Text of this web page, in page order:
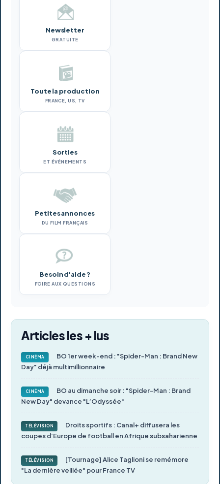
Newsletter
GRATUITE
Toute la production
FRANCE, US, TV
Sorties
ET ÉVÉNEMENTS
Petites annonces
DU FILM FRANÇAIS
Besoin d'aide ?
FOIRE AUX QUESTIONS
Articles les + lus
CINÉMA
BO 1er week-end : "Spider-Man : Brand New
Day" déjà multimillionnaire
CINÉMA
BO au dimanche soir : "Spider-Man : Brand
New Day" devance "L’Odyssée"
TÉLÉVISION
Droits sportifs : Canal+ diffusera les
coupes d’Europe de football en Afrique subsaharienne
TÉLÉVISION
[Tournage] Alice Taglioni se remémore
"La dernière veillée" pour France TV